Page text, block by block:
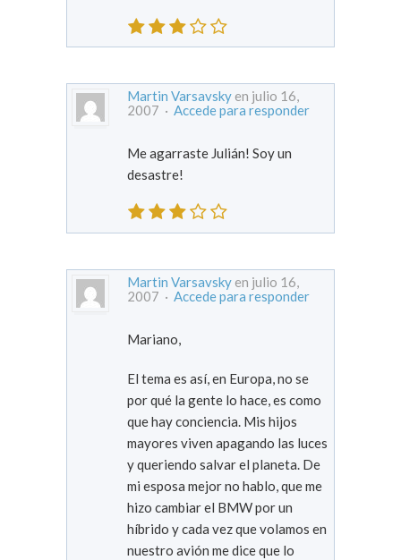
Martin Varsavsky en julio 16,
2007 · Accede para responder
Me agarraste Julián! Soy un
desastre!
Martin Varsavsky en julio 16,
2007 · Accede para responder
Mariano,
El tema es así, en Europa, no se
por qué la gente lo hace, es como
que hay conciencia. Mis hijos
mayores viven apagando las luces
y queriendo salvar el planeta. De
mi esposa mejor no hablo, que me
hizo cambiar el BMW por un
híbrido y cada vez que volamos en
nuestro avión me dice que lo